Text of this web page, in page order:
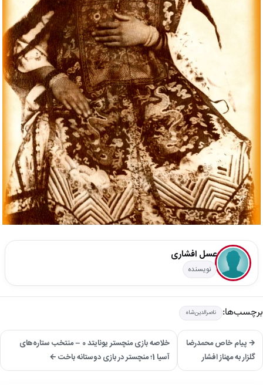
عسل افشاری
نویسنده
برچسب‌ها: ناصرالدین‌شاه
→ پیام خاص محمدرضا
گلزار به مهناز افشار
خلاصه بازی منچستر یونایتد 0 – منتخب ستاره‌های
آسیا 1؛ منچستر در بازی دوستانه باخت ←